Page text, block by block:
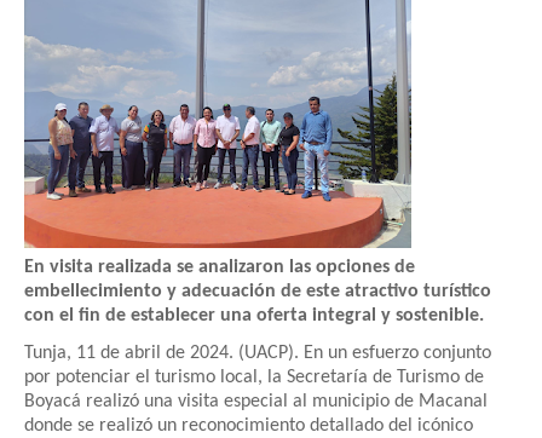
En visita realizada se analizaron las opciones de
embellecimiento y adecuación de este atractivo turístico
con el fin de establecer una oferta integral y sostenible.
Tunja, 11 de abril de 2024. (UACP). En un esfuerzo conjunto
por potenciar el turismo local, la Secretaría de Turismo de
Boyacá realizó una visita especial al municipio de Macanal
donde se realizó un reconocimiento detallado del icónico